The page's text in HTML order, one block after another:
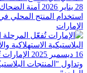
28 يناير 2026
آمنة
الإمارات
16 ديسمبر 2025
وتداول "المنتجات